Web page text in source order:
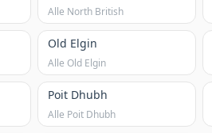
Alle North British
Old Elgin
Alle Old Elgin
Poit Dhubh
Alle Poit Dhubh